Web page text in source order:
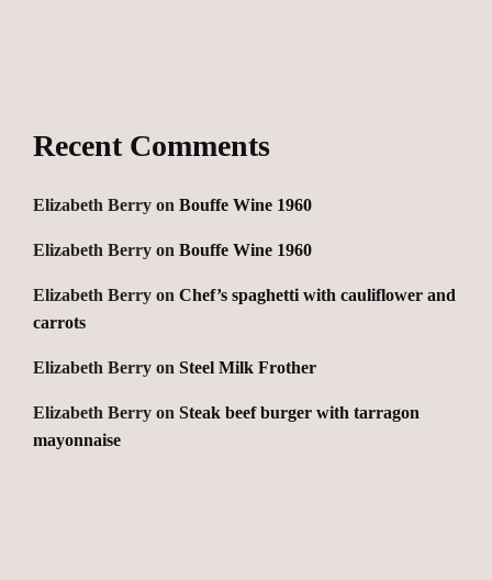
Recent Comments
Elizabeth Berry on Bouffe Wine 1960
Elizabeth Berry on Bouffe Wine 1960
Elizabeth Berry on Chef’s spaghetti with cauliflower and
carrots
Elizabeth Berry on Steel Milk Frother
Elizabeth Berry on Steak beef burger with tarragon
mayonnaise